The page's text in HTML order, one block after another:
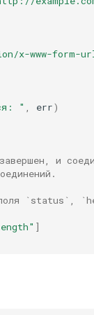
x-www-form-
" err)
и
`status`,
]